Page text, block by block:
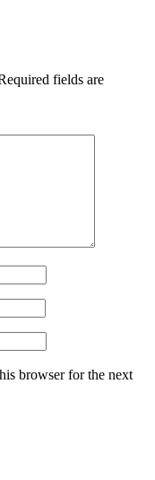
fields are
browser for the next